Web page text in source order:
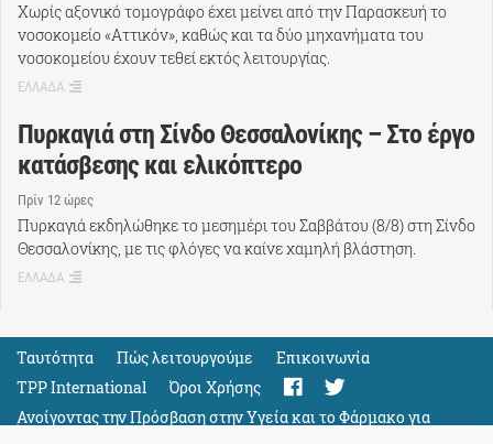
Χωρίς αξονικό τομογράφο έχει μείνει από την Παρασκευή το
νοσοκομείο «Αττικόν», καθώς και τα δύο μηχανήματα του
νοσοκομείου έχουν τεθεί εκτός λειτουργίας.
ΕΛΛΑΔΑ
Πυρκαγιά στη Σίνδο Θεσσαλονίκης – Στο έργο
κατάσβεσης και ελικόπτερο
Πρίν 12 ώρες
Πυρκαγιά εκδηλώθηκε το μεσημέρι του Σαββάτου (8/8) στη Σίνδο
Θεσσαλονίκης, με τις φλόγες να καίνε χαμηλή βλάστηση.
ΕΛΛΑΔΑ
Ταυτότητα Πώς λειτουργούμε
Eπικοινωνία
TPP International
Όροι Χρήσης
Ανοίγοντας την Πρόσβαση στην Υγεία και το Φάρμακο για
Όλους